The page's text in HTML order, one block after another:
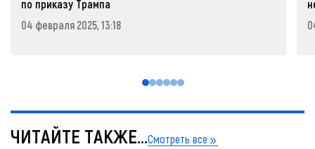
по приказу Трампа
04 февраля 2025, 13:18
ЧИТАЙТЕ ТАКЖЕ...Смотреть все